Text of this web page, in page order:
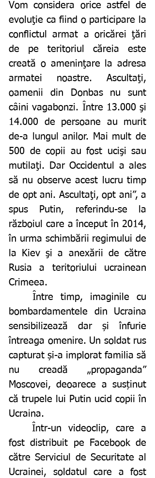
Vom considera orice astfel de
evoluţie ca fiind o participare la
conflictul armat a oricărei ţări
de pe teritoriul căreia este
creată o ameninţare la adresa
armatei noastre. Ascultaţi,
oamenii din Donbas nu sunt
câini vagabonzi. Între 13.000 şi
14.000 de persoane au murit
de-a lungul anilor. Mai mult de
500 de copii au fost ucişi sau
mutilaţi. Dar Occidentul a ales
să nu observe acest lucru timp
de opt ani. Ascultaţi, opt ani”, a
spus Putin, referindu-se la
războiul care a început în 2014,
în urma schimbării regimului de
la Kiev şi a anexării de către
Rusia a teritoriului ucrainean
Crimeea.
bombardamentele din Ucraina
sensibilizează dar și înfurie
întreaga omenire. Un soldat rus
capturat și-a implorat familia să
nu creadă „propaganda”
Moscovei, deoarece a susținut
că trupele lui Putin ucid copii în
Ucraina.
fost distribuit pe Facebook de
către Serviciul de Securitate al
Ucrainei, soldatul care a fost